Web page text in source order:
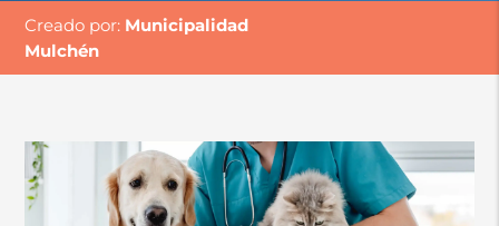
Creado por: Municipalidad
Mulchén